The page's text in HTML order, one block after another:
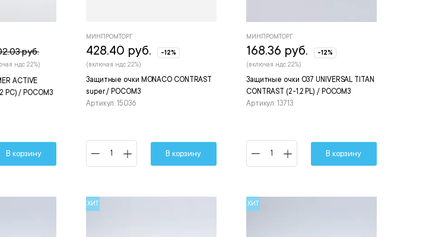
ACTIVЕ
PC) / РОСОМЗ
руб.
ндс 22%)
В корзину
Защитные очки MONACO CONTRAST
super / РОСОМЗ
Артикул: 15036
МИНПРОМТОРГ
428.40 руб.
-12%
(включая ндс 22%)
В корзину
Защитные очки О37 UNIVERSAL TITAN
CONTRAST (2-1,2 PL) / РОСОМЗ
Артикул: 13713
МИНПРОМТОРГ
168.36 руб.
-12%
(включая ндс 22%)
В корзину
ХИТ ХИТ